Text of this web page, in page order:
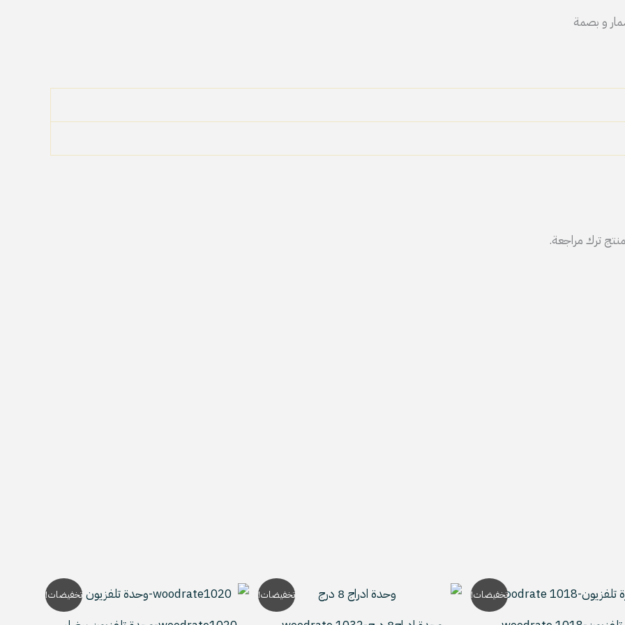
و بصمة
ترك مراجعة.
تخفيضات!
السعر
الأصلي
السعر
الحالي
تخفيضات!
السعر
الأصلي
السعر
الحالي
تخفيضات!
السعر
الأصلي
السعر
الحالي